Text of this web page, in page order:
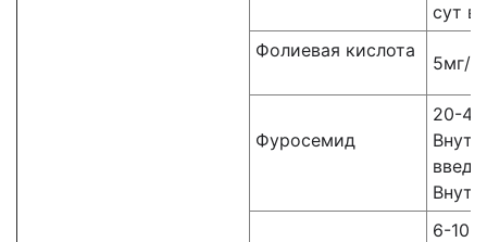
сут
Фолиевая кислота
5мг/
Фуросемид
20-
6-10